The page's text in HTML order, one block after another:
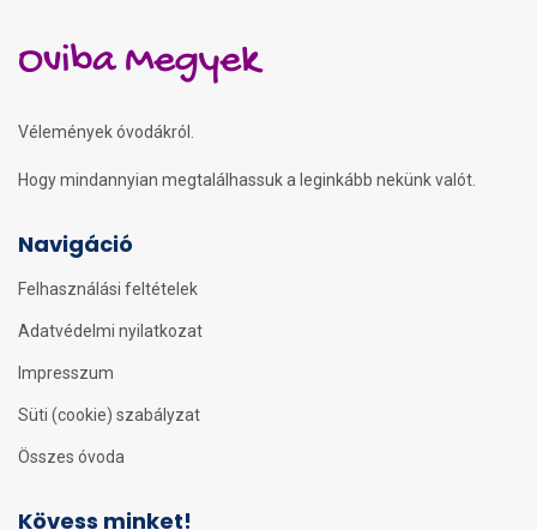
Oviba Megyek
Vélemények óvodákról.
Hogy mindannyian megtalálhassuk a leginkább nekünk valót.
Navigáció
Felhasználási feltételek
Adatvédelmi nyilatkozat
Impresszum
Süti (cookie) szabályzat
Összes óvoda
Kövess minket!